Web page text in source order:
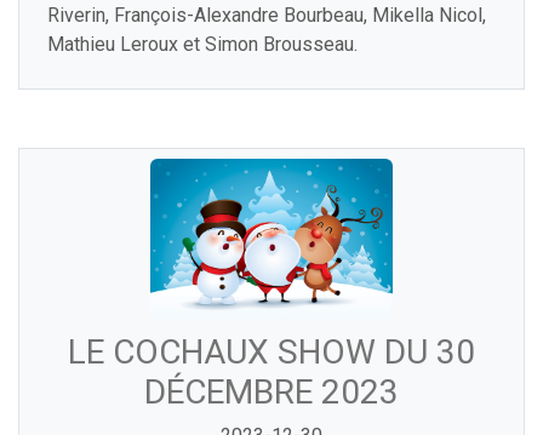
Riverin, François-Alexandre Bourbeau, Mikella Nicol,
Mathieu Leroux et Simon Brousseau.
LE COCHAUX SHOW DU 30
DÉCEMBRE 2023